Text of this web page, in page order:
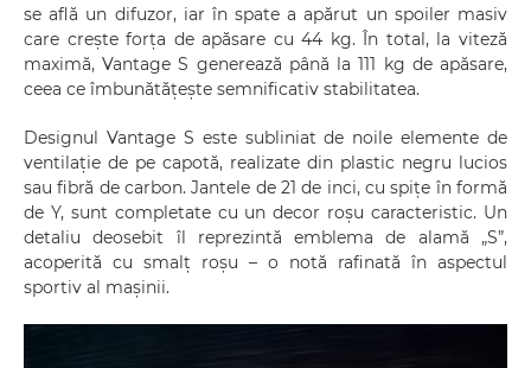
se află un difuzor, iar în spate a apărut un spoiler masiv
care crește forța de apăsare cu 44 kg. În total, la viteză
maximă, Vantage S generează până la 111 kg de apăsare,
ceea ce îmbunătățește semnificativ stabilitatea.
Designul Vantage S este subliniat de noile elemente de
ventilație de pe capotă, realizate din plastic negru lucios
sau fibră de carbon. Jantele de 21 de inci, cu spițe în formă
de Y, sunt completate cu un decor roșu caracteristic. Un
detaliu deosebit îl reprezintă emblema de alamă „S”,
acoperită cu smalț roșu – o notă rafinată în aspectul
sportiv al mașinii.